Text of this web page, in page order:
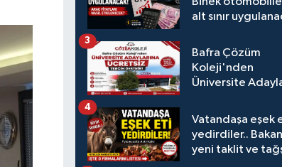
alt sınır
etkilenecek?
Bafra Çözüm
Koleji'nden
Üniversite
Desteği
3
Vatandaşa eşek
yedirdiler..
yeni taklit ve
4